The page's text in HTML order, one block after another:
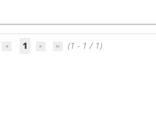
1 (1 - 1 / 1)